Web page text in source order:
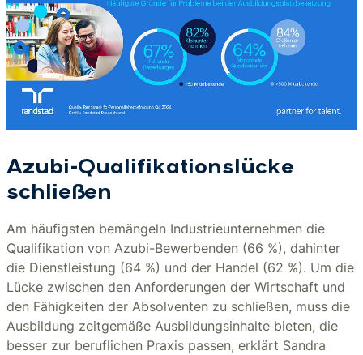
Azubi-Qualifikationslücke
schließen
Am häufigsten bemängeln Industrieunternehmen die
Qualifikation von Azubi-Bewerbenden (66 %), dahinter
die Dienstleistung (64 %) und der Handel (62 %). Um die
Lücke zwischen den Anforderungen der Wirtschaft und
den Fähigkeiten der Absolventen zu schließen, muss die
Ausbildung zeitgemäße Ausbildungsinhalte bieten, die
besser zur beruflichen Praxis passen, erklärt Sandra